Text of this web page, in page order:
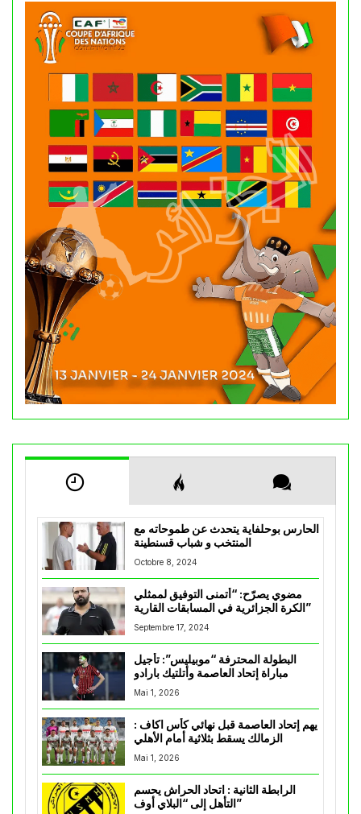
الحارس بوحلفاية يتحدث عن طموحاته مع
المنتخب و شباب قسنطينة
Octobre 8, 2024
مضوي يصرّح: “أتمنى التوفيق لممثلي
الكرة الجزائرية في المسابقات القارية”
Septembre 17, 2024
البطولة المحترفة “موبيليس”: تأجيل
مباراة إتحاد العاصمة وأتلتيك بارادو
Mai 1, 2026
يهم إتحاد العاصمة قبل نهائي كأس اكاف :
Mai 1, 2026
الرابطة الثانية : اتحاد الحراش يحسم
التأهل إلى “البلاي أوف”